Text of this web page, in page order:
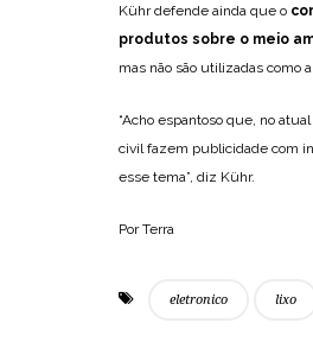
Kühr defende ainda que o
produtos sobre o meio
mas não são utilizadas como
“Acho espantoso que, no
civil fazem publicidade com
esse tema”, diz Kühr.
Por Terra
eletronico lixo